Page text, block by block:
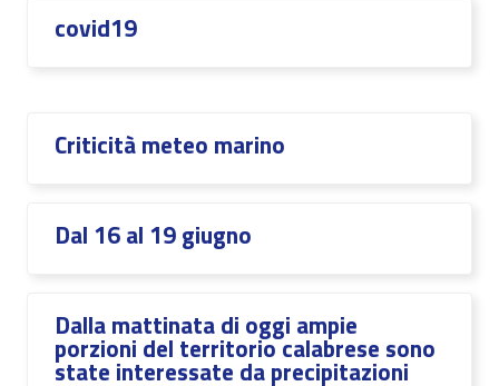
covid19
Criticità meteo marino
Dal 16 al 19 giugno
Dalla mattinata di oggi ampie
porzioni del territorio calabrese sono
state interessate da precipitazioni